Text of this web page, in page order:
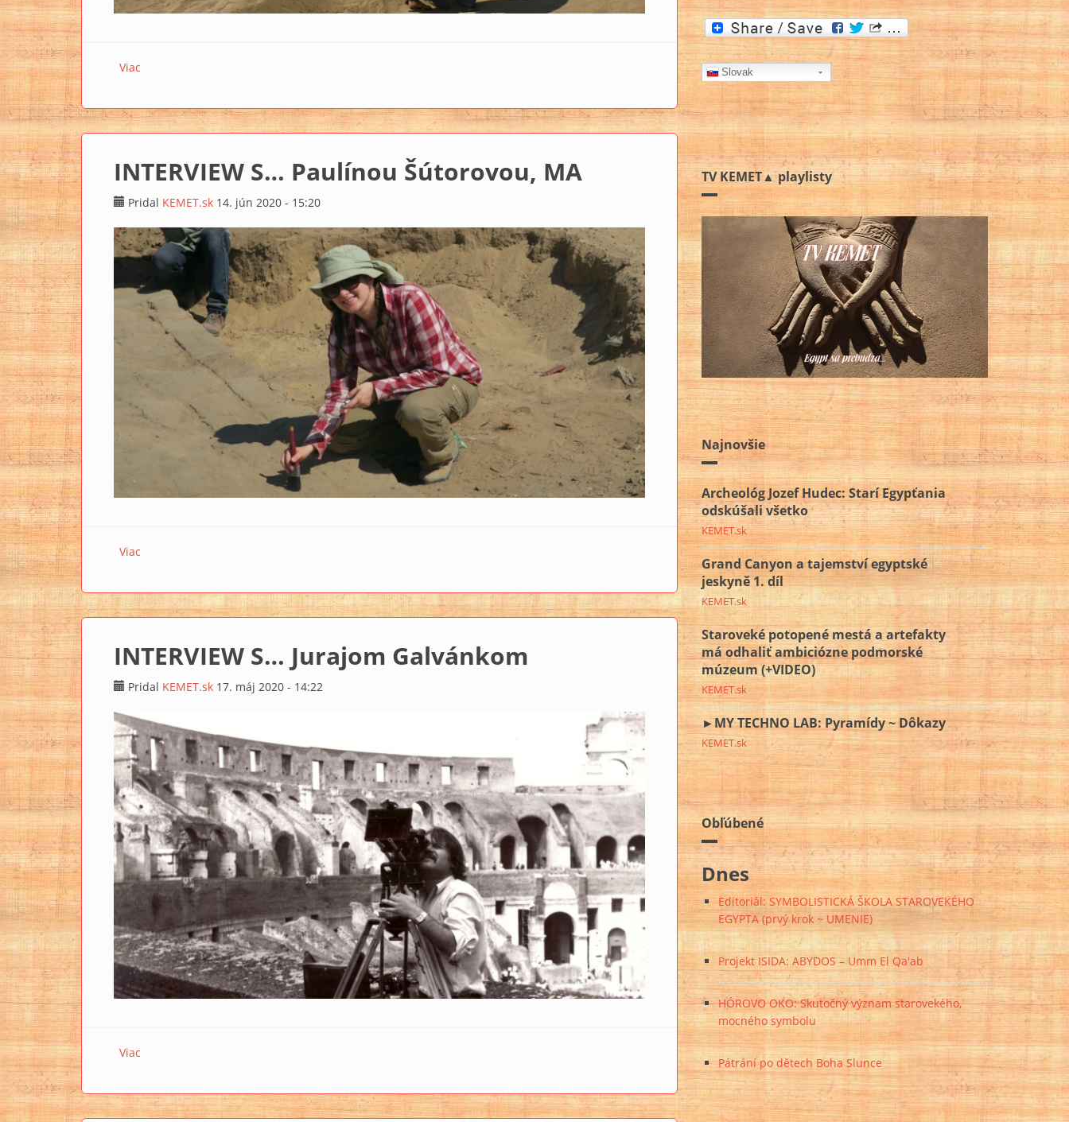
Viac
INTERVIEW S… Paulínou Šútorovou, MA
Pridal KEMET.sk 14. jún 2020 - 15:20
Viac
INTERVIEW S… Jurajom Galvánkom
Pridal KEMET.sk 17. máj 2020 - 14:22
Viac
Slovak
TV KEMET▲ playlisty
Najnovšie
Archeológ Jozef Hudec: Starí Egypťania
odskúšali všetko
KEMET.sk
Grand Canyon a tajemství egyptské
jeskyně 1. díl
KEMET.sk
Staroveké potopené mestá a artefakty
má odhaliť ambiciózne podmorské
múzeum (+VIDEO)
KEMET.sk
►MY TECHNO LAB: Pyramídy ~ Dôkazy
KEMET.sk
Obľúbené
Dnes
Editoriál: SYMBOLISTICKÁ ŠKOLA STAROVEKÉHO
EGYPTA (prvý krok ~ UMENIE)
Projekt ISIDA: ABYDOS – Umm El Qa'ab
HÓROVO OKO: Skutočný význam starovekého,
mocného symbolu
Pátrání po dětech Boha Slunce